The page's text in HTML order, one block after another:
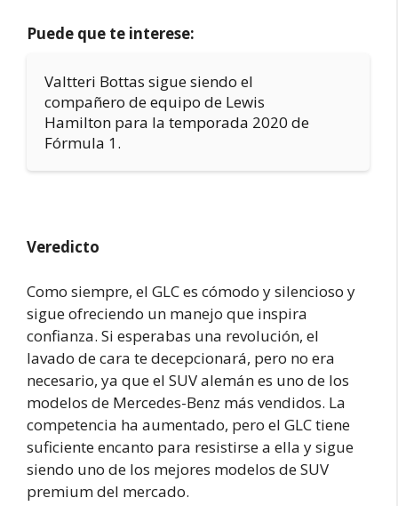
Puede que te interese:
Valtteri Bottas sigue siendo el
compañero de equipo de Lewis
Hamilton para la temporada 2020 de
Fórmula 1.
Veredicto
Como siempre, el GLC es cómodo y silencioso y
sigue ofreciendo un manejo que inspira
confianza. Si esperabas una revolución, el
lavado de cara te decepcionará, pero no era
necesario, ya que el SUV alemán es uno de los
modelos de Mercedes-Benz más vendidos. La
competencia ha aumentado, pero el GLC tiene
suficiente encanto para resistirse a ella y sigue
siendo uno de los mejores modelos de SUV
premium del mercado.